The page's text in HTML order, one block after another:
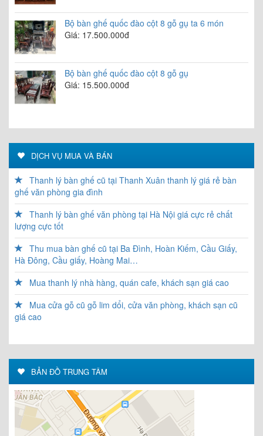
Bộ bàn ghế quốc đào cột 8 gỗ gụ ta 6 món
Giá: 17.500.000đ
Bộ bàn ghế quốc đào cột 8 gỗ gụ
Giá: 15.500.000đ
DỊCH VỤ MUA VÀ BÁN
Thanh lý bàn ghế cũ tại Thanh Xuân thanh lý giá rẻ bàn
ghế văn phòng gia đình
Thanh lý bàn ghế văn phòng tại Hà Nội giá cực rẻ chất
lượng cực tốt
Thu mua bàn ghế cũ tại Ba Đình, Hoàn Kiếm, Cầu Giấy,
Hà Đông, Cầu giấy, Hoàng Mai…
Mua thanh lý nhà hàng, quán cafe, khách sạn giá cao
Mua cửa gỗ cũ gỗ lim dổi, cửa văn phòng, khách sạn cũ
giá cao
BẢN ĐỒ TRUNG TÂM